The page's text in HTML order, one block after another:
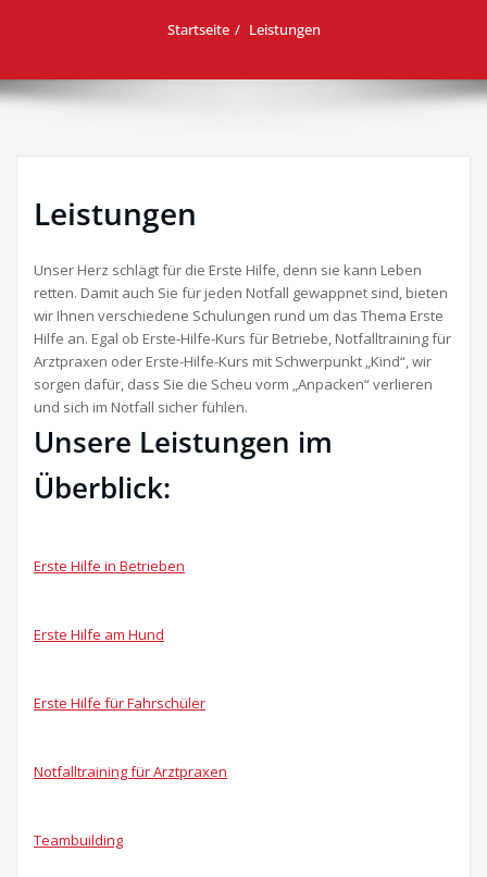
Startseite Leistungen
Leistungen
Unser Herz schlägt für die Erste Hilfe, denn sie kann Leben
retten. Damit auch Sie für jeden Notfall gewappnet sind, bieten
wir Ihnen verschiedene Schulungen rund um das Thema Erste
Hilfe an. Egal ob Erste-Hilfe-Kurs für Betriebe, Notfalltraining für
Arztpraxen oder Erste-Hilfe-Kurs mit Schwerpunkt „Kind“, wir
sorgen dafür, dass Sie die Scheu vorm „Anpacken“ verlieren
und sich im Notfall sicher fühlen.
Unsere Leistungen im
Überblick:
Erste Hilfe in Betrieben
Erste Hilfe am Hund
Erste Hilfe für Fahrschüler
Notfalltraining für Arztpraxen
Teambuilding